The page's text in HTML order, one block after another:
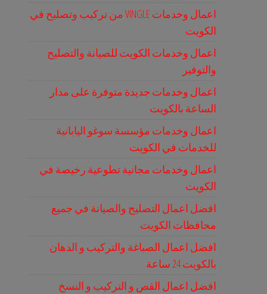
اعمال وخدمات VINGLE من تركيب وتصليح في
الكويت
اعمال وخدمات الكويت للصيانة والتصليح
والتوفير
اعمال وخدمات جديدة متوفرة على مدار
الساعة بالكويت
اعمال وخدمات مؤسسة سوغو اليابانية
للخدمات في الكويت
اعمال وخدمات مجانية تطوعية رخيصة في
الكويت
افضل اعمال التصليح والصيانة في جميع
محافظات الكويت
افضل اعمال الصباغة والتركيب و الدهان
بالكويت 24 ساعة
افضل اعمال القص و التركيب و النسخ